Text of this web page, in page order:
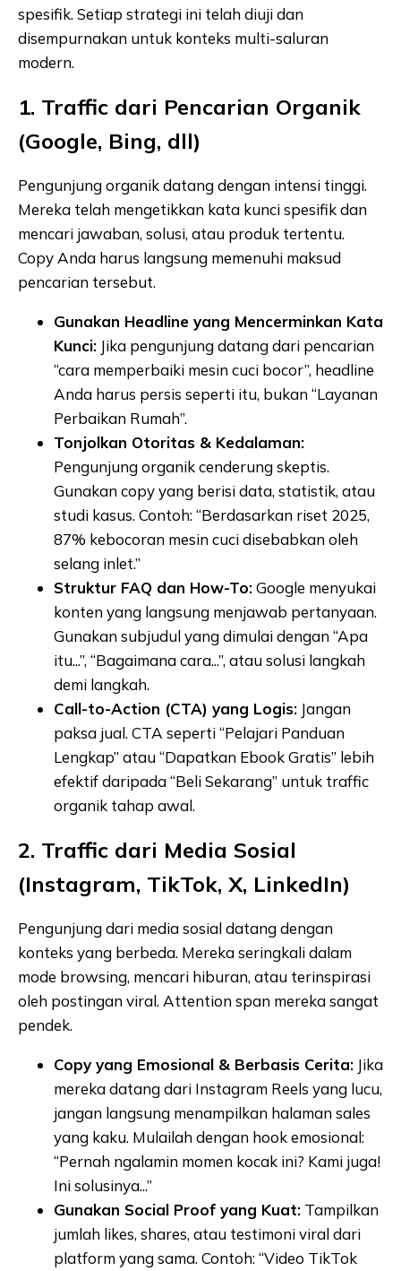
spesifik. Setiap strategi ini telah diuji dan
disempurnakan untuk konteks multi-saluran
modern.
1. Traffic dari Pencarian Organik
(Google, Bing, dll)
Pengunjung organik datang dengan intensi tinggi.
Mereka telah mengetikkan kata kunci spesifik dan
mencari jawaban, solusi, atau produk tertentu.
Copy Anda harus langsung memenuhi maksud
pencarian tersebut.
Gunakan Headline yang Mencerminkan Kata
Kunci: Jika pengunjung datang dari pencarian
“cara memperbaiki mesin cuci bocor”, headline
Anda harus persis seperti itu, bukan “Layanan
Perbaikan Rumah”.
Tonjolkan Otoritas & Kedalaman:
Pengunjung organik cenderung skeptis.
Gunakan copy yang berisi data, statistik, atau
studi kasus. Contoh: “Berdasarkan riset 2025,
87% kebocoran mesin cuci disebabkan oleh
selang inlet.”
Struktur FAQ dan How-To:Google menyukai
konten yang langsung menjawab pertanyaan.
Gunakan subjudul yang dimulai dengan “Apa
itu...”, “Bagaimana cara...”, atau solusi langkah
demi langkah.
Call-to-Action (CTA) yang Logis: Jangan
paksa jual. CTA seperti “Pelajari Panduan
Lengkap” atau “Dapatkan Ebook Gratis” lebih
efektif daripada “Beli Sekarang” untuk traffic
organik tahap awal.
2. Traffic dari Media Sosial
(Instagram, TikTok, X, LinkedIn)
Pengunjung dari media sosial datang dengan
konteks yang berbeda. Mereka seringkali dalam
mode browsing, mencari hiburan, atau terinspirasi
oleh postingan viral. Attention span mereka sangat
pendek.
Copy yang Emosional & Berbasis Cerita: Jika
mereka datang dari Instagram Reels yang lucu,
jangan langsung menampilkan halaman sales
yang kaku. Mulailah dengan hook emosional:
“Pernah ngalamin momen kocak ini? Kami juga!
Ini solusinya...”
Gunakan Social Proof yang Kuat: Tampilkan
jumlah likes, shares, atau testimoni viral dari
platform yang sama. Contoh: “Video TikTok